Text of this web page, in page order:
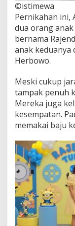
©istimewa
Pernikahan ini,
dua orang
bernama
anak keduanya
Herbowo.
Meski cukup
tampak penuh
Mereka juga
kesempatan.
memakai baju